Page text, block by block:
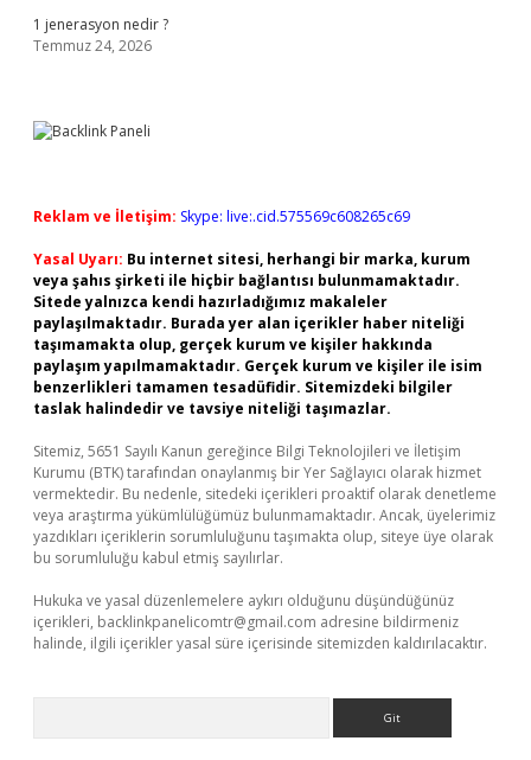
1 jenerasyon nedir ?
Temmuz 24, 2026
Reklam ve İletişim: Skype: live:.cid.575569c608265c69
Yasal Uyarı: Bu internet sitesi, herhangi bir marka, kurum
veya şahıs şirketi ile hiçbir bağlantısı bulunmamaktadır.
Sitede yalnızca kendi hazırladığımız makaleler
paylaşılmaktadır. Burada yer alan içerikler haber niteliği
taşımamakta olup, gerçek kurum ve kişiler hakkında
paylaşım yapılmamaktadır. Gerçek kurum ve kişiler ile isim
benzerlikleri tamamen tesadüfidir. Sitemizdeki bilgiler
taslak halindedir ve tavsiye niteliği taşımazlar.
Sitemiz, 5651 Sayılı Kanun gereğince Bilgi Teknolojileri ve İletişim
Kurumu (BTK) tarafından onaylanmış bir Yer Sağlayıcı olarak hizmet
vermektedir. Bu nedenle, sitedeki içerikleri proaktif olarak denetleme
veya araştırma yükümlülüğümüz bulunmamaktadır. Ancak, üyelerimiz
yazdıkları içeriklerin sorumluluğunu taşımakta olup, siteye üye olarak
bu sorumluluğu kabul etmiş sayılırlar.
Hukuka ve yasal düzenlemelere aykırı olduğunu düşündüğünüz
içerikleri, backlinkpanelicomtr@gmail.com adresine bildirmeniz
halinde, ilgili içerikler yasal süre içerisinde sitemizden kaldırılacaktır.